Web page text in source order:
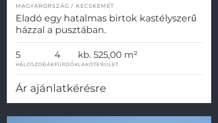
MAGYARORSZÁG KECSKEMÉT
Eladó egy hatalmas birtok kastélyszerű
házzal a pusztában.
5
HÁLÓSZOBÁK
4
FÜRDŐK
kb. 525,00 m²
LAKÓTERÜLET
Ár ajánlatkérésre